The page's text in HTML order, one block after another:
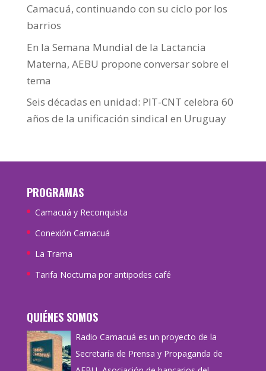
Camacuá, continuando con su ciclo por los
barrios
En la Semana Mundial de la Lactancia
Materna, AEBU propone conversar sobre el
tema
Seis décadas en unidad: PIT-CNT celebra 60
años de la unificación sindical en Uruguay
PROGRAMAS
Camacuá y Reconquista
Conexión Camacuá
La Trama
Tarifa Nocturna por antipodes café
QUIÉNES SOMOS
Radio Camacuá es un proyecto de la
Secretaría de Prensa y Propaganda de